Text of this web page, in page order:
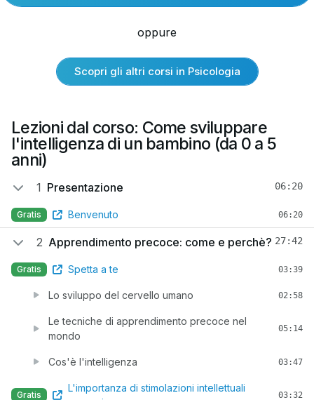
oppure
Scopri gli altri corsi in Psicologia
Lezioni dal corso: Come sviluppare
l'intelligenza di un bambino (da 0 a 5
anni)
1 Presentazione 06:20
Gratis Benvenuto 06:20
2 Apprendimento precoce: come e perchè? 27:42
Gratis Spetta a te 03:39
Lo sviluppo del cervello umano 02:58
Le tecniche di apprendimento precoce nel
mondo
05:14
Cos'è l'intelligenza 03:47
Gratis
L'importanza di stimolazioni intellettuali
03:32